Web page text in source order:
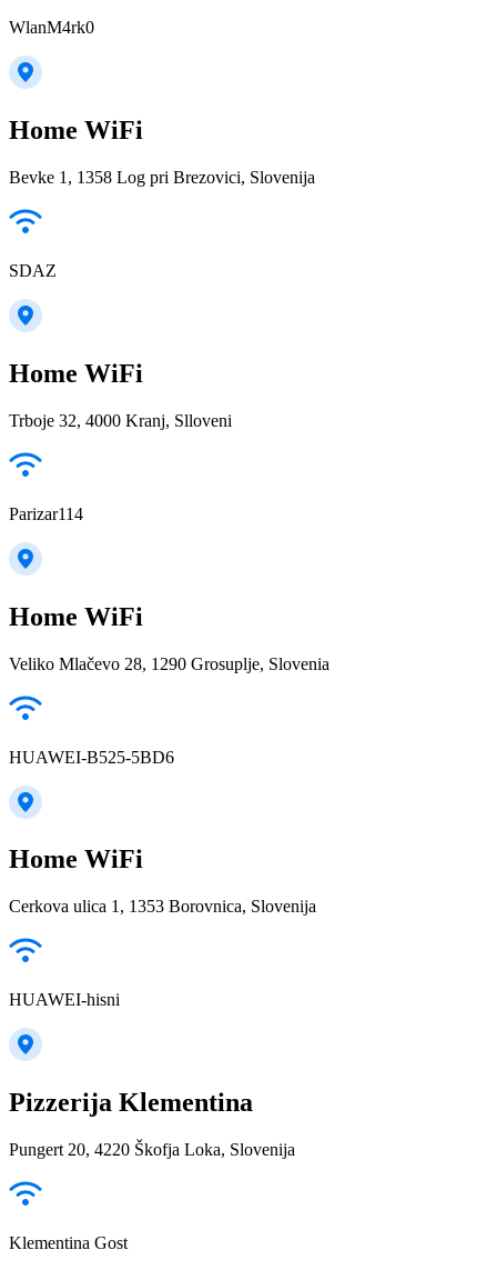
WlanM4rk0
Home WiFi
Bevke 1, 1358 Log pri Brezovici, Slovenija
SDAZ
Home WiFi
Trboje 32, 4000 Kranj, Slloveni
Parizar114
Home WiFi
Veliko Mlačevo 28, 1290 Grosuplje, Slovenia
HUAWEI-B525-5BD6
Home WiFi
Cerkova ulica 1, 1353 Borovnica, Slovenija
HUAWEI-hisni
Pizzerija Klementina
Pungert 20, 4220 Škofja Loka, Slovenija
Klementina Gost